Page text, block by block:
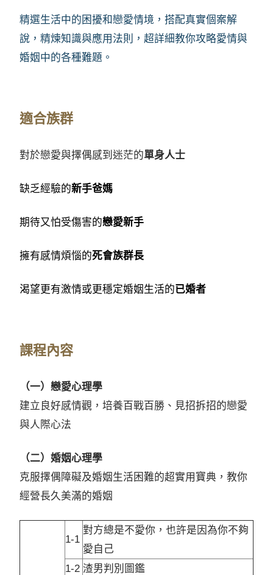
精選生活中的困擾和戀愛情境，搭配真實個案解
說，精煉知識與應用法則，超詳細教你攻略愛情與
婚姻中的各種難題。
適合族群
對於戀愛與擇偶感到迷茫的單身人士
缺乏經驗的新手爸媽
期待又怕受傷害的戀愛新手
擁有感情煩惱的死會族群長
渴望更有激情或更穩定婚姻生活的已婚者
課程內容
（一）戀愛心理學
建立良好感情觀，培養百戰百勝、見招拆招的戀愛
與人際心法
（二）婚姻心理學
克服擇偶障礙及婚姻生活困難的超實用寶典，教你
經營長久美滿的婚姻
1-1
對方總是不愛你，也許是因為你不夠
愛自己
1-2 渣男判別圖鑑